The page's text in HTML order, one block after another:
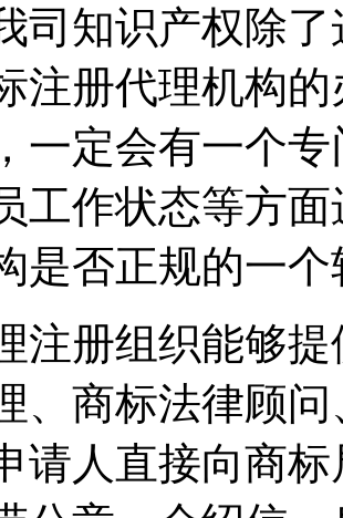
司知识产权除
注册代理机构
一定会有一个
工作状态等方
是否正规的一
注册组织能够
、商标法律顾
请人直接向商